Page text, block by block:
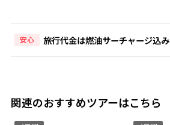
安心 旅行代金は燃油サーチャージ込み
関連のおすすめツアーはこちら